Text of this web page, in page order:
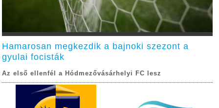
Hamarosan megkezdik a bajnoki szezont a
gyulai focisták
Az első ellenfél a Hódmezővásárhelyi FC lesz